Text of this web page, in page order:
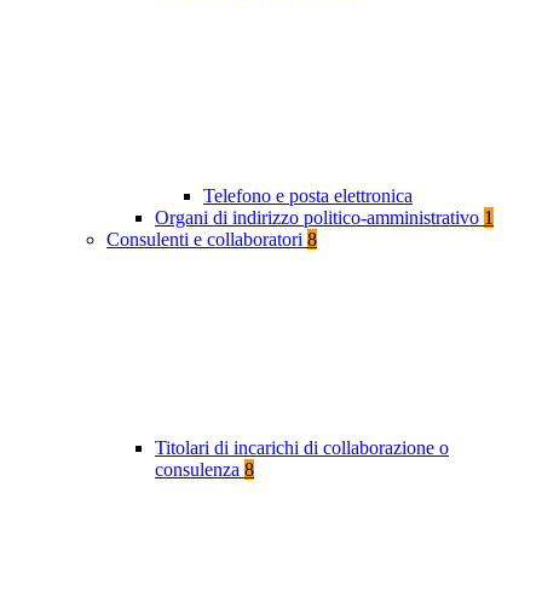
Telefono e posta elettronica
Organi di indirizzo politico-amministrativo 1
Consulenti e collaboratori 8
Titolari di incarichi di collaborazione o
consulenza 8